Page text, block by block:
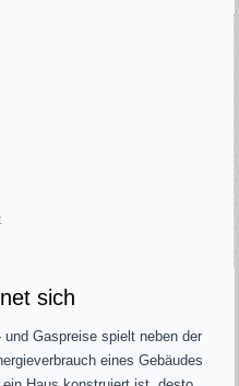
sich
Gaspreise spielt neben der
eines Gebäudes